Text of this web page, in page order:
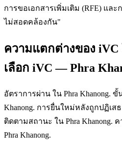
การขอเอกสารเพิ่มเติม (RFE) และ
ไม่สอดคล้องกัน"
ความแตกต่างของ iVC
เลือก iVC — Phra
อัตราการผ่าน ใน Phra Khanong.
Khanong. การยื่นใหม่หลังถูกปฏิเสธ
ติดตามสถานะ ใน Phra Khanong.
Phra Khanong.